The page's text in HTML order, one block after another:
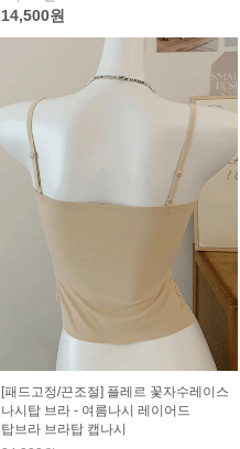
14,500원
[패드고정/끈조절] 플레르 꽃자수레이스
나시탑 브라 - 여름나시 레이어드
탑브라 브라탑 캡나시